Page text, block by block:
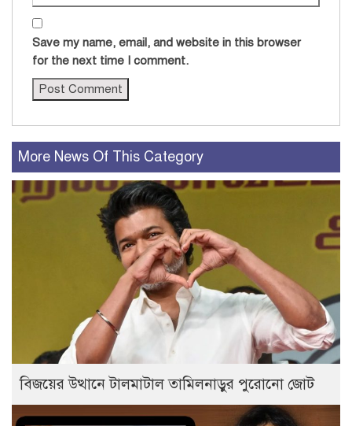
Save my name, email, and website in this browser
for the next time I comment.
More News Of This Category
বিজয়ের উত্থানে টালমাটাল তামিলনাড়ুর পুরোনো জোট